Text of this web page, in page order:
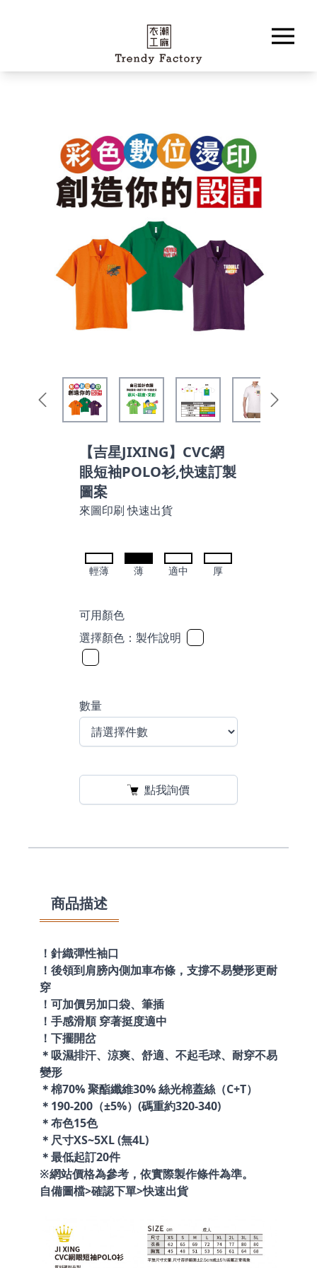
【吉星JIXING】CVC網
眼短袖POLO衫,快速訂製
圖案
來圖印刷 快速出貨
輕薄 薄 適中 厚
可用顏色
選擇顏色： 製作說明
數量
點我詢價
商品描述
！針織彈性袖口
！後領到肩膀內側加車布條，支撐不易變形更耐
穿
！可加價另加口袋、筆插
！手感滑順 穿著挺度適中
！下擺開岔
＊吸濕排汗、涼爽、舒適、不起毛球、耐穿不易
變形
＊棉70% 聚酯纖維30% 絲光棉蓋絲（C+T）
＊190-200（±5%）(碼重約320-340)
＊布色15色
＊尺寸XS~5XL (無4L)
＊最低起訂20件
※網站價格為參考，依實際製作條件為準。
自備圖檔>確認下單>快速出貨